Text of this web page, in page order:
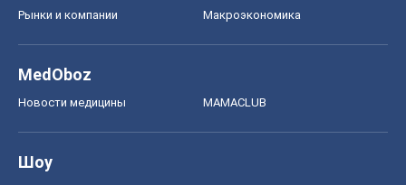
Рынки и компании Mакроэкономика
MedOboz
Новости медицины MAMACLUB
Шоу